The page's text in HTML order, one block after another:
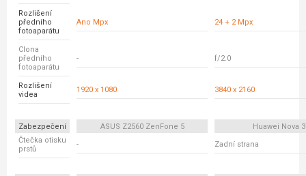
Rozlišení
předního
fotoaparátu
Ano Mpx 24 + 2 Mpx
Clona
předního
fotoaparátu
- f/2.0
Rozlišení
videa
1920 x 1080 3840 x 2160
Zabezpečení ASUS Z2560 ZenFone 5
Huawei Nova
Čtečka otisku
prstů
- Zadní strana